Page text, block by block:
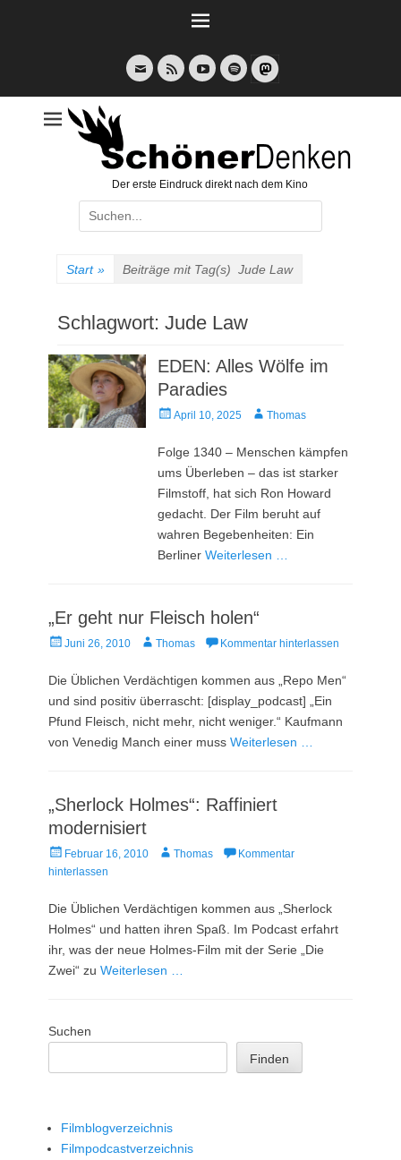
E-
Mail
Feed YouTubeSpotify
Der erste Eindruck direkt nach dem Kino
Suche
nach:
Start » Beiträge mit Tag(s) Jude Law
Schlagwort: Jude Law
EDEN: Alles Wölfe im
Paradies
Veröffentlicht
April 10, 2025 AutorThomas
Folge 1340 – Menschen kämpfen
ums Überleben – das ist starker
Filmstoff, hat sich Ron Howard
gedacht. Der Film beruht auf
wahren Begebenheiten: Ein
BerlinerWeiterlesen …
„Er geht nur Fleisch holen“
Veröffentlicht
Juni 26, 2010 AutorThomas Kommentar hinterlassen
Die Üblichen Verdächtigen kommen aus „Repo Men“
und sind positiv überrascht: [display_podcast] „Ein
Pfund Fleisch, nicht mehr, nicht weniger.“ Kaufmann
von Venedig Manch einer muss Weiterlesen …
„Sherlock Holmes“: Raffiniert
modernisiert
Veröffentlicht
am
Februar 16, 2010 AutorThomas
Kommentar
hinterlassen
Die Üblichen Verdächtigen kommen aus „Sherlock
Holmes“ und hatten ihren Spaß. Im Podcast erfahrt
ihr, was der neue Holmes-Film mit der Serie „Die
Zwei“ zu Weiterlesen …
Suchen
Finden
Filmblogverzeichnis
Filmpodcastverzeichnis